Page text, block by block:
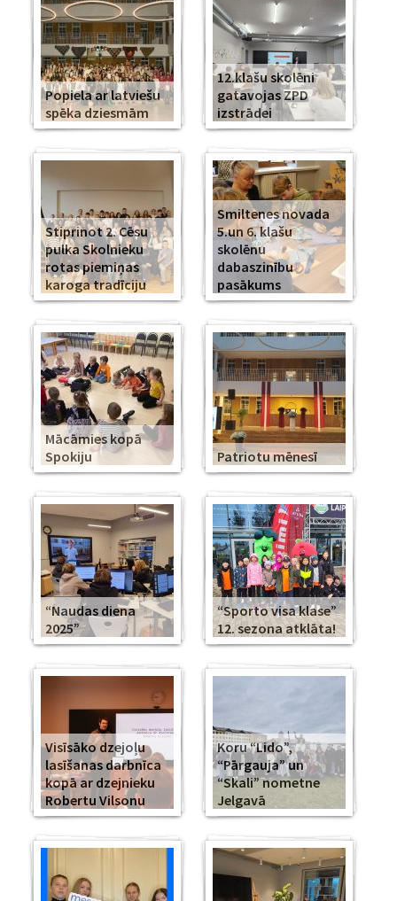
Popiela ar latviešu
spēka dziesmām
12.klašu skolēni
gatavojas ZPD
izstrādei
Stiprinot 2. Cēsu
pulka Skolnieku
rotas piemiņas
karoga tradīciju
Smiltenes novada
5.un 6. klašu
skolēnu
dabaszinību
pasākums
Mācāmies kopā
Spokiju
Patriotu mēnesī
“Naudas diena
2025”
“Sporto visa klase”
12. sezona atklāta!
Visīsāko dzejoļu
lasīšanas darbnīca
kopā ar dzejnieku
Robertu Vilsonu
Koru “Lido”,
“Pārgauja” un
“Skali” nometne
Jelgavā